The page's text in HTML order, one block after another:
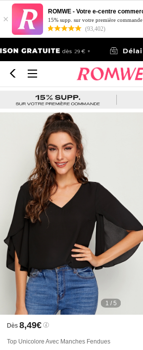
× 15% supp. sur votre première commande
(93,402)
1 / 5
Dès 8,49€
Top Unicolore Avec Manches Fendues